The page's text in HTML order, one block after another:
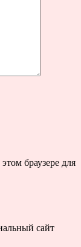
браузере для
сайт